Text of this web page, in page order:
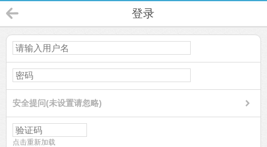
登录
安全提问(未设置请忽略)
点击重新加载